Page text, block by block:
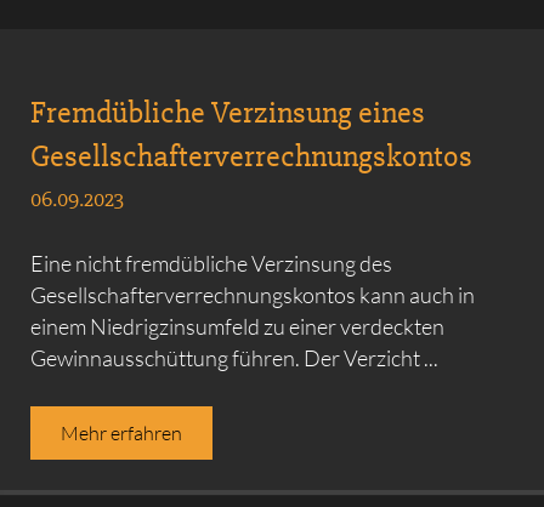
Fremd­übliche Verzinsung eines
Gesellschafter­verrechnungs­kontos
06.09.2023
Eine nicht fremdübliche Verzinsung des
Gesellschafterverrechnungskontos kann auch in
einem Niedrigzinsumfeld zu einer verdeckten
Gewinnausschüttung führen. Der Verzicht ...
Mehr erfahren